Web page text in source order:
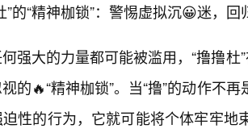
”的“精神枷锁”：警惕虚拟沉😀迷，
强大的力量都可能被滥用，“撸撸杜
的🔥“精神枷锁”。当“撸”的动作不
性的行为，它就可能将个体牢牢地